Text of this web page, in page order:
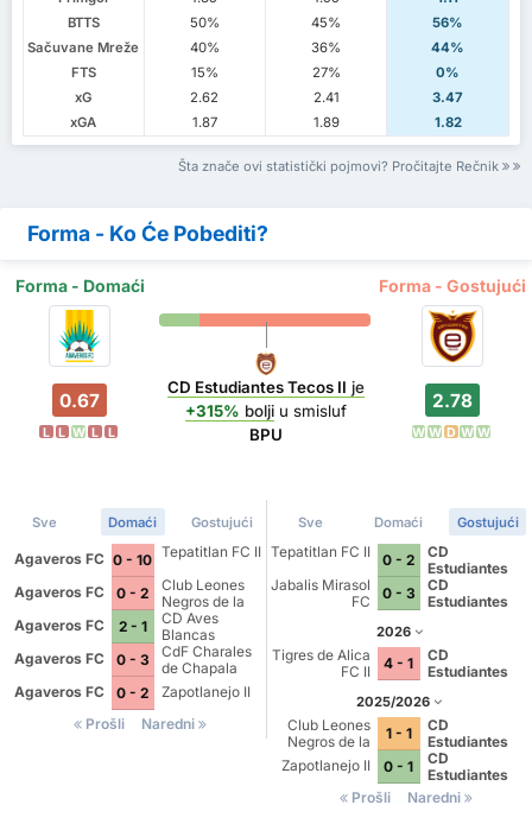
BTTS
50% 45%
56%
Sačuvane Mreže
40% 36%
44%
FTS
15% 27%
0%
xG
2.62 2.41
3.47
xGA
1.87 1.89 1.82
Šta znače ovi statistički pojmovi? Pročitajte Rečnik
Forma - Ko Će Pobediti?
Forma - Domaći Forma - Gostujući
0.67
L L W L L
CD Estudiantes Tecos II je
+315% boljiu smisluf
BPU
2.78
W W D W W
Sve Domaći Gostujući
Agaveros FC 0 - 10 Tepatitlan FC II
Agaveros FC 0 - 2
Club Leones
Negros de la
Universidad de
Guadalajara III
Agaveros FC 2 - 1
CD Aves
Blancas
Agaveros FC
0 - 3
CdF Charales
de Chapala
Agaveros FC
0 - 2
Zapotlanejo II
Prošli
Naredni
Sve Domaći Gostujući
Tepatitlan FC II 0 - 2
CD
Estudiantes
Tecos II
Jabalis Mirasol
FC
0 - 3
CD
Estudiantes
2026
Tigres de Alica
FC II
4 - 1
CD
Estudiantes
2025/2026
Club Leones
Negros de la
Universidad de
Guadalajara III
1 - 1
CD
Estudiantes
Tecos II
Zapotlanejo II 0 - 1
CD
Estudiantes
Tecos II
Prošli Naredni